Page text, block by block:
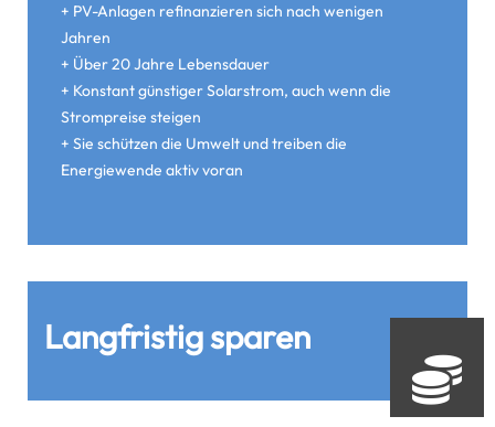
+ PV-Anlagen refinanzieren sich nach wenigen
Jahren
+ Über 20 Jahre Lebensdauer
+ Konstant günstiger Solarstrom, auch wenn die
Strompreise steigen
+ Sie schützen die Umwelt und treiben die
Energiewende aktiv voran
Langfristig sparen